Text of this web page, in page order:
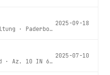
· Paderborn
2025-09-18
· Az. 10 IN 69/24
2025-07-10